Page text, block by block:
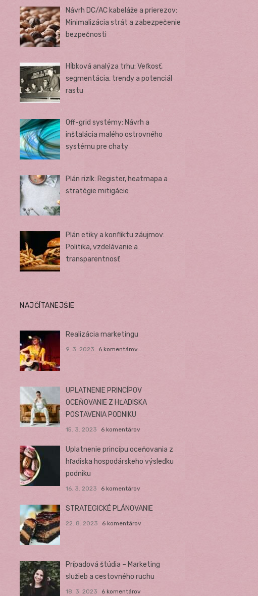
Návrh DC/AC kabeláže a prierezov:
Minimalizácia strát a zabezpečenie
bezpečnosti
Hĺbková analýza trhu: Veľkosť,
segmentácia, trendy a potenciál
rastu
Off-grid systémy: Návrh a
inštalácia malého ostrovného
systému pre chaty
Plán rizík: Register, heatmapa a
stratégie mitigácie
Plán etiky a konfliktu záujmov:
Politika, vzdelávanie a
transparentnosť
NAJČÍTANEJŠIE
Realizácia marketingu
9. 3. 2023 6 komentárov
UPLATNENIE PRINCÍPOV
OCEŇOVANIE Z HĽADISKA
POSTAVENIA PODNIKU
15. 3. 2023 6 komentárov
Uplatnenie princípu oceňovania z
hľadiska hospodárskeho výsledku
podniku
16. 3. 2023 6 komentárov
STRATEGICKÉ PLÁNOVANIE
22. 8. 2023 6 komentárov
Prípadová štúdia – Marketing
služieb a cestovného ruchu
18. 3. 2023 6 komentárov